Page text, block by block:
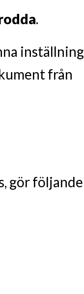
.
inställning
från
gör följande